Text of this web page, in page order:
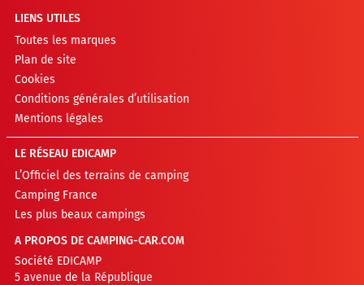
LIENS UTILES
Toutes les marques
Plan de site
Cookies
Conditions générales d’utilisation
Mentions légales
LE RÉSEAU EDICAMP
L’Officiel des terrains de camping
Camping France
Les plus beaux campings
A PROPOS DE CAMPING-CAR.COM
Société EDICAMP
5 avenue de la République